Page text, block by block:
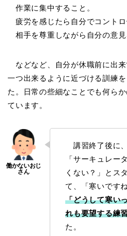
作業に集中すること。
疲労を感じたら自分でコントロ
相手を尊重しながら自分の意見
などなど、自分が休職前に出
一つ出来るように近づける訓練
た。日常の些細なことでも何ら
ています。
講習終了後に
「サーキュレー
くない？」とス
て、「寒いです
「どうして寒い
れも要望する練
た。